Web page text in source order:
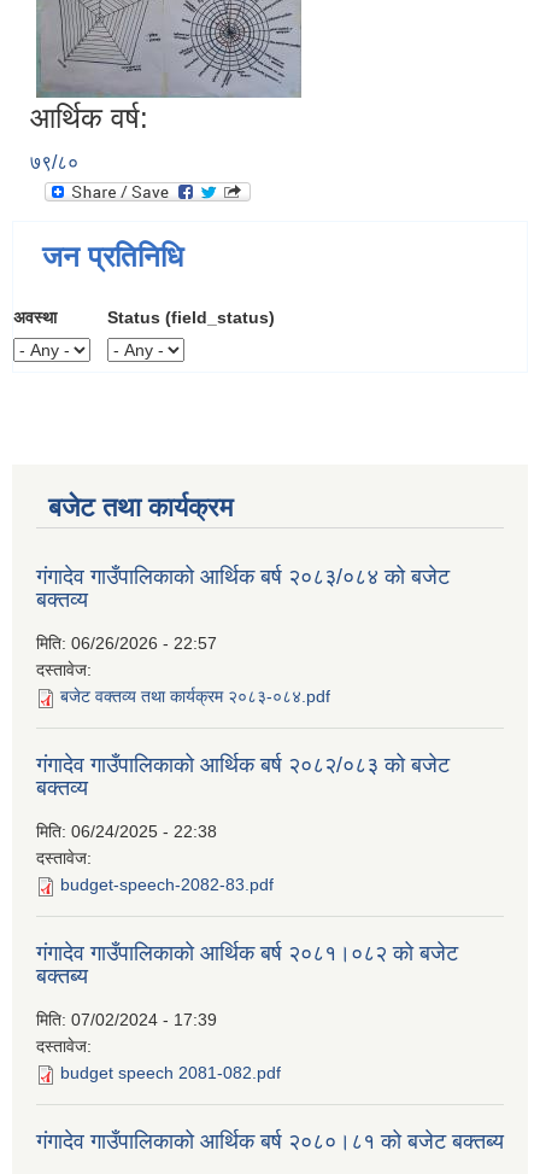
आर्थिक वर्ष:
७९/८०
जन प्रतिनिधि
अवस्था Status (field_status)
बजेट तथा कार्यक्रम
गंगादेव गाउँपालिकाको आर्थिक बर्ष २०८३/०८४ को बजेट
बक्तव्य
मिति: 06/26/2026 - 22:57
दस्तावेज:
बजेट वक्तव्य तथा कार्यक्रम २०८३-०८४.pdf
गंगादेव गाउँपालिकाको आर्थिक बर्ष २०८२/०८३ को बजेट
बक्तव्य
मिति: 06/24/2025 - 22:38
दस्तावेज:
budget-speech-2082-83.pdf
गंगादेव गाउँपालिकाको आर्थिक बर्ष २०८१।०८२ को बजेट
बक्तब्य
मिति: 07/02/2024 - 17:39
दस्तावेज:
budget speech 2081-082.pdf
गंगादेव गाउँपालिकाको आर्थिक बर्ष २०८०।८१ को बजेट बक्तब्य